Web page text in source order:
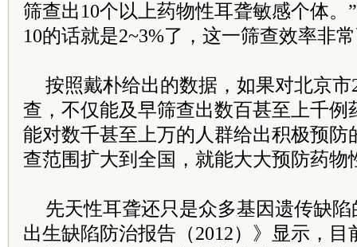
筛查出10个以上药物性耳聋敏感个体
10的话就是2~3%了，这一筛查效率非
按照戴朴给出的数据，如果对北京
查，不仅能及早筛查出数百甚至上千例
能对数千甚至上万的人群给出积极预防
查范围扩大到全国，就能大大预防药物
先天性耳聋还只是众多基因遗传缺
出生缺陷防治报告（2012）》显示，